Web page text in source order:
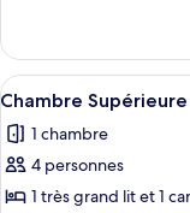
Chambre
Club
le
type
de
Chambre
Club
Afficher
toutes
les
photos
pour
4
Chambre Supérieure
1 chambre
4 personnes
1 très grand lit et 1